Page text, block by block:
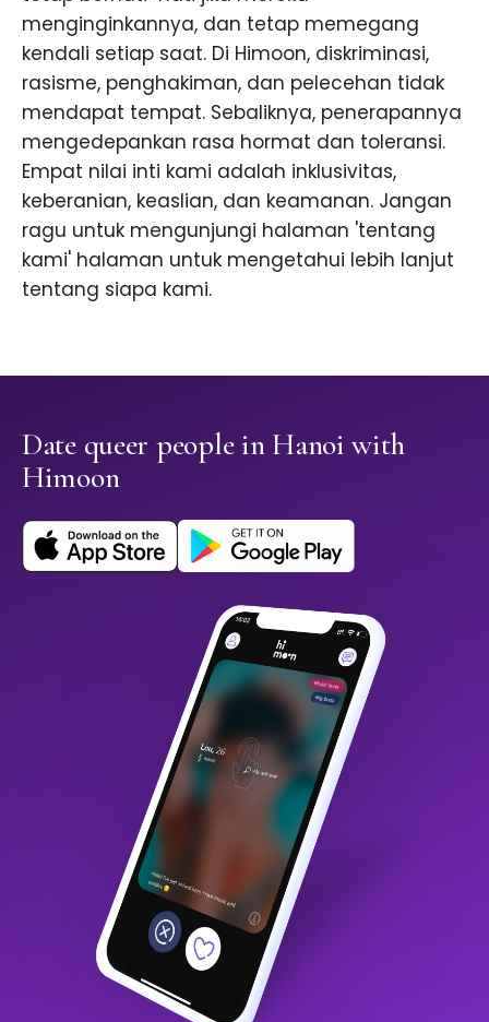
menginginkannya, dan tetap memegang
kendali setiap saat. Di Himoon, diskriminasi,
rasisme, penghakiman, dan pelecehan tidak
mendapat tempat. Sebaliknya, penerapannya
mengedepankan rasa hormat dan toleransi.
Empat nilai inti kami adalah inklusivitas,
keberanian, keaslian, dan keamanan. Jangan
ragu untuk mengunjungi halaman 'tentang
kami' halaman untuk mengetahui lebih lanjut
tentang siapa kami.
Date queer people in Hanoi with
Himoon